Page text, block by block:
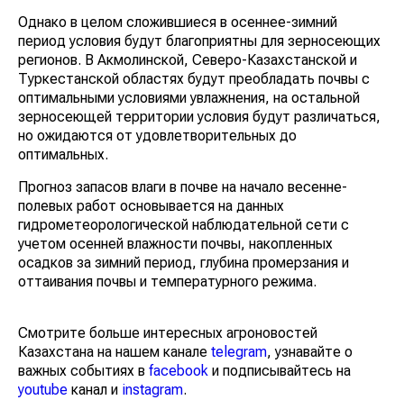
Однако в целом сложившиеся в осеннее-зимний
период условия будут благоприятны для зерносеющих
регионов. В Акмолинской, Северо-Казахстанской и
Туркестанской областях будут преобладать почвы с
оптимальными условиями увлажнения, на остальной
зерносеющей территории условия будут различаться,
но ожидаются от удовлетворительных до
оптимальных.
Прогноз запасов влаги в почве на начало весенне-
полевых работ основывается на данных
гидрометеорологической наблюдательной сети с
учетом осенней влажности почвы, накопленных
осадков за зимний период, глубина промерзания и
оттаивания почвы и температурного режима.
Смотрите больше интересных агроновостей
Казахстана на нашем канале telegram, узнавайте о
важных событиях в facebook и подписывайтесь на
youtube канал и instagram.